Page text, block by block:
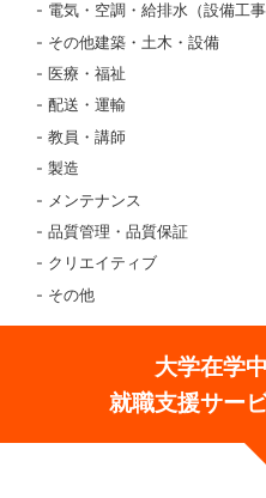
電気・空調・給排水（設備工事
その他建築・土木・設備
医療・福祉
配送・運輸
教員・講師
製造
メンテナンス
品質管理・品質保証
クリエイティブ
その他
大学在学
就職支援サー